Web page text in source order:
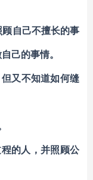
自己不擅长的事
己的事情。
又不知道如何缝
的人，并照顾公